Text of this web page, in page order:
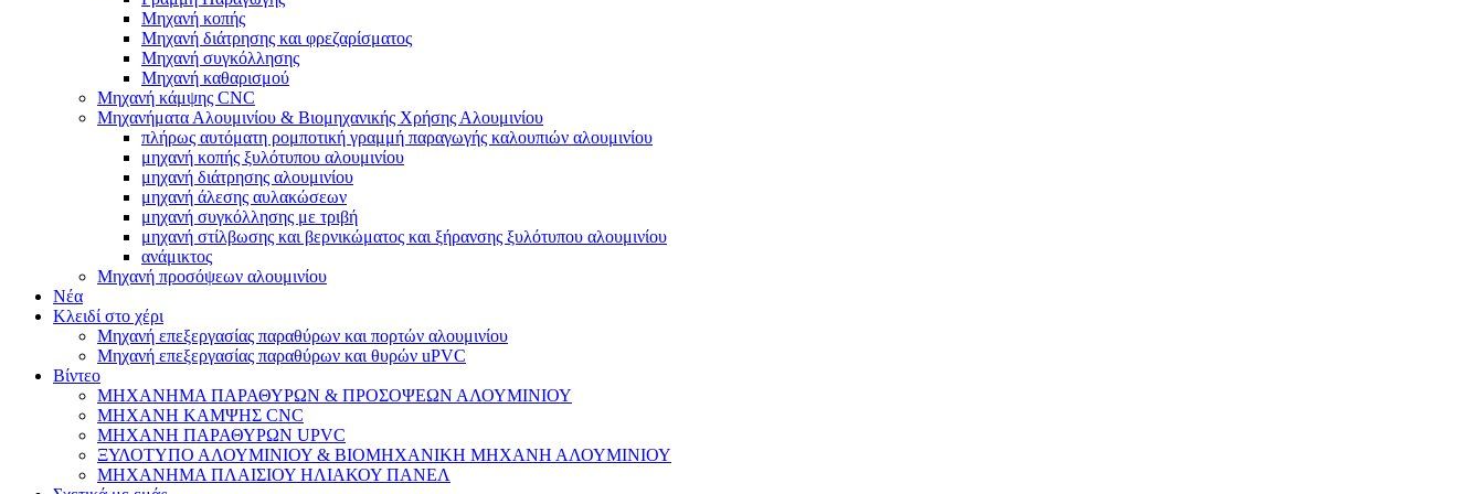
Μηχανή κοπής
Μηχανή διάτρησης και φρεζαρίσματος
Μηχανή συγκόλλησης
Μηχανή καθαρισμού
Μηχανή κάμψης CNC
Μηχανήματα Αλουμινίου & Βιομηχανικής Χρήσης Αλουμινίου
πλήρως αυτόματη ρομποτική γραμμή παραγωγής καλουπιών αλουμινίου
μηχανή κοπής ξυλότυπου αλουμινίου
μηχανή διάτρησης αλουμινίου
μηχανή άλεσης αυλακώσεων
μηχανή συγκόλλησης με τριβή
μηχανή στίλβωσης και βερνικώματος και ξήρανσης ξυλότυπου αλουμινίου
ανάμικτος
Μηχανή προσόψεων αλουμινίου
Νέα
Κλειδί στο χέρι
Μηχανή επεξεργασίας παραθύρων και πορτών αλουμινίου
Μηχανή επεξεργασίας παραθύρων και θυρών uPVC
Βίντεο
ΜΗΧΑΝΗΜΑ ΠΑΡΑΘΥΡΩΝ & ΠΡΟΣΟΨΕΩΝ ΑΛΟΥΜΙΝΙΟΥ
ΜΗΧΑΝΗ ΚΑΜΨΗΣ CNC
ΜΗΧΑΝΗ ΠΑΡΑΘΥΡΩΝ UPVC
ΞΥΛΟΤΥΠΟ ΑΛΟΥΜΙΝΙΟΥ & ΒΙΟΜΗΧΑΝΙΚΗ ΜΗΧΑΝΗ ΑΛΟΥΜΙΝΙΟΥ
ΜΗΧΑΝΗΜΑ ΠΛΑΙΣΙΟΥ ΗΛΙΑΚΟΥ ΠΑΝΕΛ